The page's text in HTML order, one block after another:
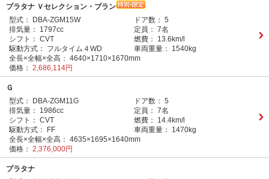
プラタナ Ｖセレクション・ブラン
型式：
DBA-ZGM15W ドア数： 5
排気量：
1797cc 定員： 7名
シフト： CVT 燃費：
13.6km/l
駆動方式：
フルタイム４WD 車両重量：
1540kg
全長×全幅×全高： 4640×1710×1670mm
価格： 2,686,114円
Ｇ
型式：
DBA-ZGM11G ドア数： 5
排気量：
1986cc 定員： 7名
シフト： CVT 燃費：
14.4km/l
駆動方式：
FF 車両重量：
1470kg
全長×全幅×全高： 4635×1695×1640mm
価格： 2,376,000円
プラタナ